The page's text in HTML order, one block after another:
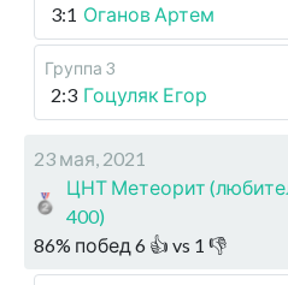
3:1 Оганов Артем
Группа 3
2:3 Гоцуляк Егор
23 мая, 2021
ЦНТ Метеорит
400)
86% побед 6 👍 vs 1 👎